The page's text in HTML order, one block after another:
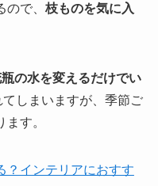
で、 枝ものを気に入
の水を変えるだけでい
しまいますが、季節ご
す。
？インテリアにおすす